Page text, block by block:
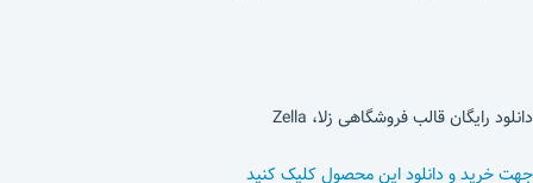
دانلود رایگان قالب فروشگاهی زلا، Zella
جهت خرید و دانلود این محصول کلیک کنید